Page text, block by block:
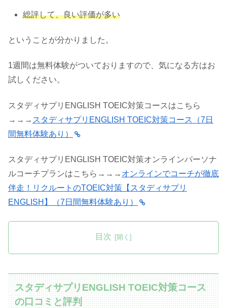
総評して、良い評価が多い
ということが分かりました。
1週間は無料体験がついておりますので、気になる方はお
試しください。
スタディサプリENGLISH TOEIC対策コースはこちら
→→→ スタディサプリENGLISH TOEIC対策コース（7日
間無料体験あり）
スタディサプリENGLISH TOEIC対策オンラインパーソナ
ルコーチプランはこちら→→→ オンラインでコーチが徹底
伴走！リクルートのTOEIC対策【スタディサプリ
ENGLISH】（7日間無料体験あり）
目次
スタディサプリENGLISH TOEIC対策コース
の口コミと評判